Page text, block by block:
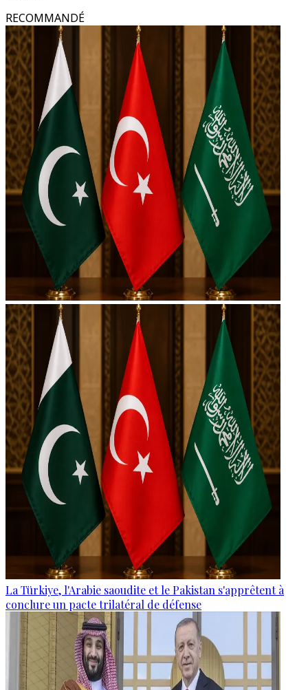
RECOMMANDÉ
La Türkiye, l'Arabie saoudite et le Pakistan s'apprêtent à
conclure un pacte trilatéral de défense